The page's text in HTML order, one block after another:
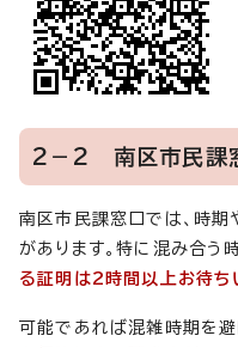
2－2 南区市民課
南区市民課窓口では、時
があります。特に混み合う
る証明は2時間以上お待ち
可能であれば混雑時期を避